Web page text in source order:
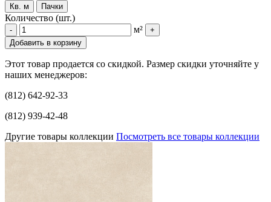
Кв. м Пачки
Количество (шт.)
- м²
+
Добавить в корзину
Этот товар продается со скидкой. Размер скидки уточняйте у
наших менеджеров:
(812) 642-92-33
(812) 939-42-48
Другие товары коллекции Посмотреть все товары коллекции